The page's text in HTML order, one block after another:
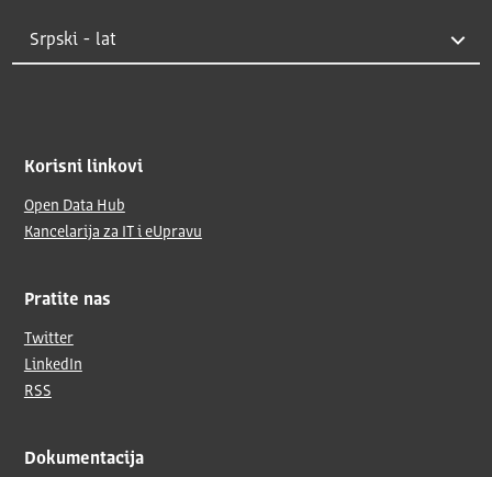
Korisni linkovi
Open Data Hub
Kancelarija za IT i eUpravu
Pratite nas
Twitter
LinkedIn
RSS
Dokumentacija